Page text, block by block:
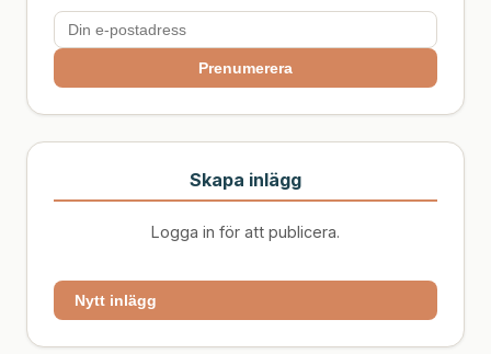
Prenumerera
Skapa inlägg
Logga in för att publicera.
Nytt inlägg